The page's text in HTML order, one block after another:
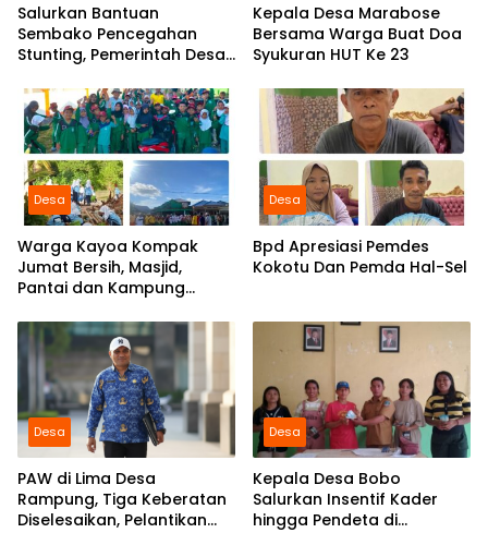
Salurkan Bantuan
Sembako Pencegahan
Stunting, Pemerintah Desa
Komitmen Tingkatkan Gizi
Anak
Kepala Desa Marabose
Bersama Warga Buat Doa
Syukuran HUT Ke 23
Desa
Warga Kayoa Kompak
Jumat Bersih, Masjid,
Pantai dan Kampung
Desa
Bpd Apresiasi Pemdes
Kokotu Dan Pemda Hal-Sel
Desa
PAW di Lima Desa
Rampung, Tiga Keberatan
Diselesaikan, Pelantikan
Desa
Kepala Desa Bobo
Salurkan Insentif Kader
hingga Pendeta di